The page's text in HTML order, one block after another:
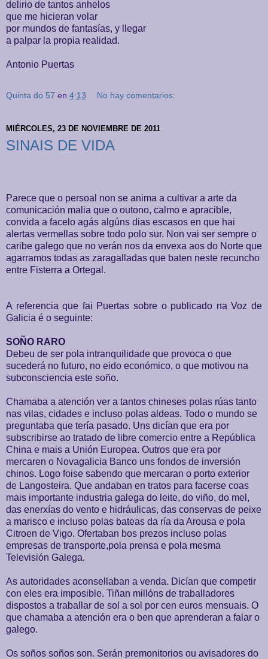
delirio de tantos anhelos
que me hicieran volar
por mundos de fantasías, y llegar
a palpar la propia realidad.
Antonio Puertas
Quinta do 57 en 4:13 No hay comentarios:
MIÉRCOLES, 23 DE NOVIEMBRE DE 2011
SINAIS DE VIDA
Parece que o persoal non se anima a cultivar a arte da
comunicación malia que o outono, calmo e apracible,
convida a facelo agás algúns dias escasos en que hai
alertas vermellas sobre todo polo sur. Non vai ser sempre o
caribe galego que no verán nos da envexa aos do Norte que
agarramos todas as zaragalladas que baten neste recuncho
entre Fisterra a Ortegal.
A referencia que fai Puertas sobre o publicado na Voz de
Galicia é o seguinte:
SOÑO RARO
Debeu de ser pola intranquilidade que provoca o que
sucederá no futuro, no eido económico, o que motivou na
subconsciencia este soño.
Chamaba a atención ver a tantos chineses polas rúas tanto
nas vilas, cidades e incluso polas aldeas. Todo o mundo se
preguntaba que tería pasado. Uns dicían que era por
subscribirse ao tratado de libre comercio entre a República
China e mais a Unión Europea. Outros que era por
mercaren o Novagalicia Banco uns fondos de inversión
chinos. Logo foise sabendo que mercaran o porto exterior
de Langosteira. Que andaban en tratos para facerse coas
mais importante industria galega do leite, do viño, do mel,
das enerxías do vento e hidráulicas, das conservas de peixe
a marisco e incluso polas bateas da ría da Arousa e pola
Citroen de Vigo. Ofertaban bos prezos incluso polas
empresas de transporte,pola prensa e pola mesma
Televisión Galega.
As autoridades aconsellaban a venda. Dicían que competir
con eles era imposible. Tiñan millóns de traballadores
dispostos a traballar de sol a sol por cen euros mensuais. O
que chamaba a atención era o ben que aprenderan a falar o
galego.
Os soños soños son. Serán premonitorios ou avisadores do